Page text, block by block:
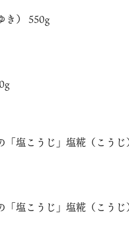
き） 550g
「塩こうじ」塩糀（こうじ
「塩こうじ」塩糀（こうじ